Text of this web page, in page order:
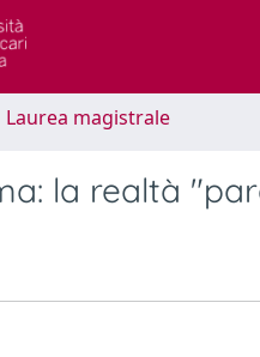
Laurea magistrale
la realtà